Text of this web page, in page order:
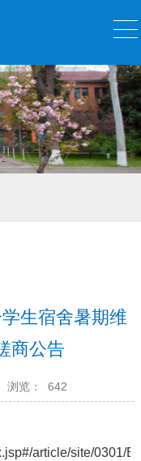
生宿舍暑期维
商公告
浏览： 642
article/site/0301/